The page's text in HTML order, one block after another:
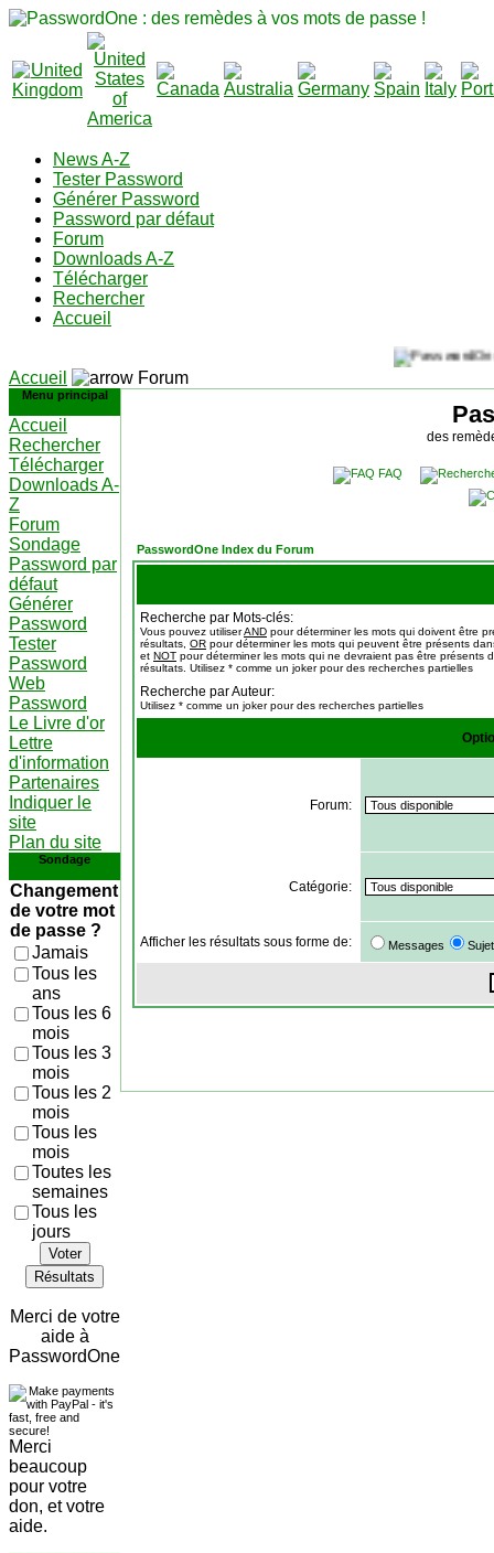
News A-Z
Tester Password
Générer Password
Password par défaut
Forum
Downloads A-Z
Télécharger
Rechercher
Accueil
Accueil Forum
Menu principal
Accueil
Rechercher
Télécharger
Downloads A-
Z
Forum
Sondage
Password par
défaut
Générer
Password
Tester
Password
Web
Password
Le Livre d'or
Lettre
d'information
Partenaires
Indiquer le
site
Plan du site
Sondage
Changement
de votre mot
de passe ?
Jamais
Tous les
ans
Tous les 6
mois
Tous les 3
mois
Tous les 2
mois
Tous les
mois
Toutes les
semaines
Tous les
jours
Voter
Résultats
Merci de votre
aide à
PasswordOne
Merci
beaucoup
pour votre
don, et votre
aide.
des
FAQ
PasswordOne Index du Forum
Recherche par Mots-clés:
Vous pouvez utiliserAND pour déterminer les mots qui doivent être
résultats, OR pour déterminer les mots qui peuvent être présents
et NOT pour déterminer les mots qui ne devraient pas être présents
résultats. Utilisez * comme un joker pour des recherches partielles
Recherche par Auteur:
Utilisez * comme un joker pour des recherches partielles
Forum:
Catégorie:
Afficher les résultats sous forme de: Messages